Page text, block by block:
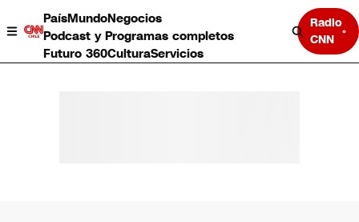
PaísMundoNegocios
Podcast y Programas completos
Futuro 360CulturaServicios
Radio
CNN